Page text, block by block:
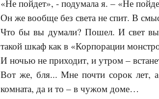
«Не пойдет», - подумала я. – «Не
Он же вообще без света не спит. В
Что бы вы думали? Пошел. И свет
такой шкаф как в «Корпорации
И ночью не приходит, и утром –
Вот же, бля... Мне почти сорок лет, а
комната, да и то – в чужом доме…